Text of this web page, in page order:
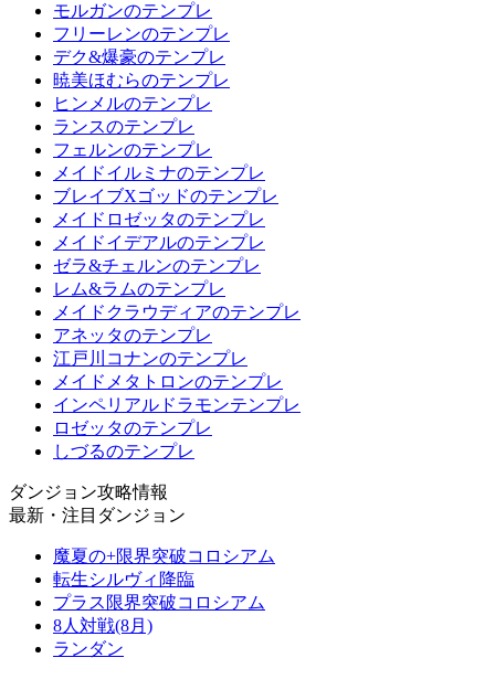
モルガンのテンプレ
フリーレンのテンプレ
デク&爆豪のテンプレ
暁美ほむらのテンプレ
ヒンメルのテンプレ
ランスのテンプレ
フェルンのテンプレ
メイドイルミナのテンプレ
ブレイブXゴッドのテンプレ
メイドロゼッタのテンプレ
メイドイデアルのテンプレ
ゼラ&チェルンのテンプレ
レム&ラムのテンプレ
メイドクラウディアのテンプレ
アネッタのテンプレ
江戸川コナンのテンプレ
メイドメタトロンのテンプレ
インペリアルドラモンテンプレ
ロゼッタのテンプレ
しづるのテンプレ
ダンジョン攻略情報
最新・注目ダンジョン
魔夏の+限界突破コロシアム
転生シルヴィ降臨
プラス限界突破コロシアム
8人対戦(8月)
ランダン